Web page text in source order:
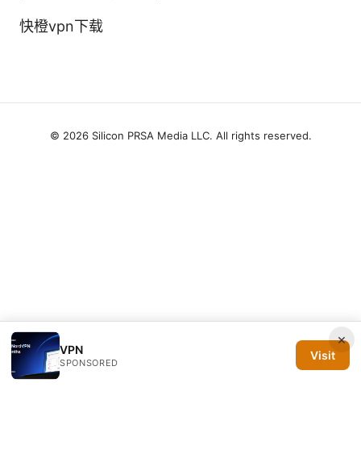
快橙vpn下载
×
VPN
SPONSORED
Visit
© 2026 Silicon PRSA Media LLC. All rights reserved.